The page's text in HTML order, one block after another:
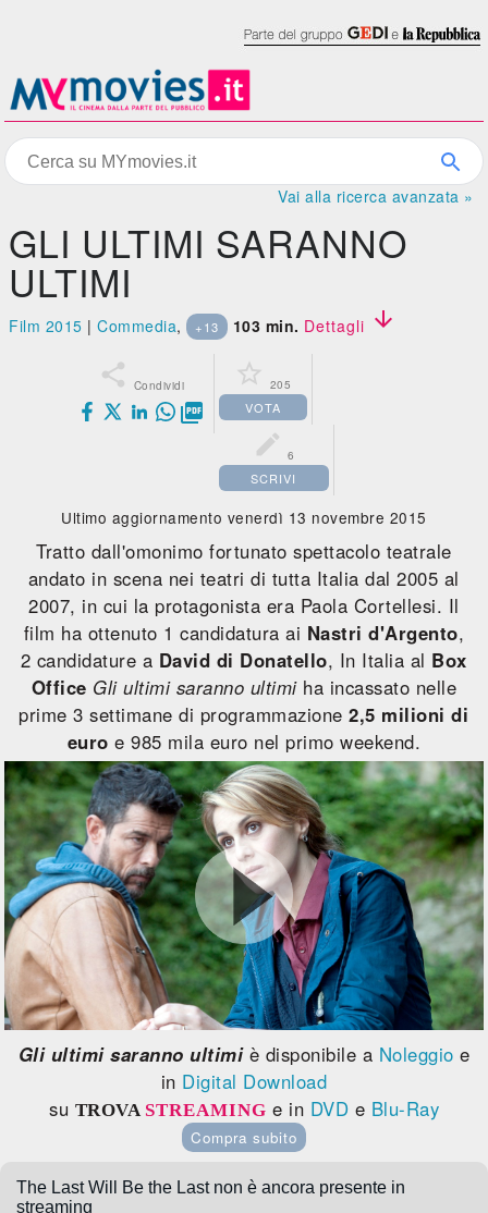
Vai alla ricerca avanzata »
GLI ULTIMI SARANNO
ULTIMI
Film 2015 |Commedia, +13 103 min. Dettagli 
 Condividi

 205
VOTA
 6
SCRIVI
Ultimo aggiornamento venerdì 13 novembre 2015
Tratto dall'omonimo fortunato spettacolo teatrale
andato in scena nei teatri di tutta Italia dal 2005 al
2007, in cui la protagonista era Paola Cortellesi. Il
film ha ottenuto 1 candidatura ai Nastri d'Argento,
2 candidature a David di Donatello, In Italia al Box
Office Gli ultimi saranno ultimiha incassato nelle
prime 3 settimane di programmazione2,5 milioni di
euro e 985 mila euro nel primo weekend.
Gli ultimi saranno ultimiè disponibile a Noleggio e
in Digital Download
su TROVA STREAMING e in DVD e Blu-Ray
Compra subito